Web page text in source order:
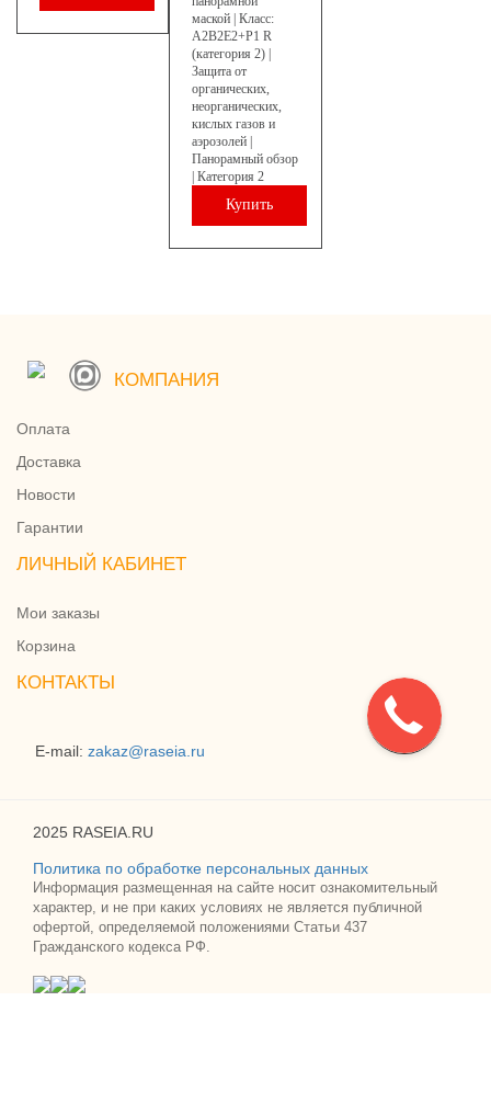
маской | Класс:
А2В2Е2+Р1 R
(категория 2) |
Защита от
органических,
неорганических,
кислых газов и
аэрозолей |
Панорамный обзор
| Категория 2
Купить
КОМПАНИЯ
Оплата
Доставка
Новости
Гарантии
ЛИЧНЫЙ КАБИНЕТ
Мои заказы
Корзина
КОНТАКТЫ
E-mail: zakaz@raseia.ru
2025 RASEIA.RU
Политика по обработке персональных данных
Информация размещенная на сайте носит ознакомительный
характер, и не при каких условиях не является публичной
офертой, определяемой положениями Статьи 437
Гражданского кодекса РФ.